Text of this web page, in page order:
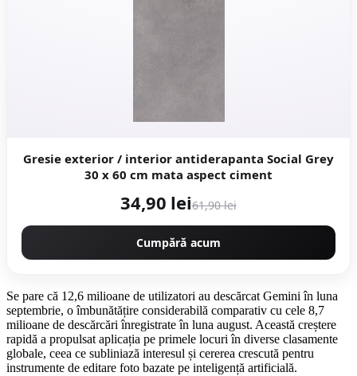
Gresie exterior / interior antiderapanta Social Grey
30 x 60 cm mata aspect ciment
34,90 lei61,90 lei
Cumpără acum
Se pare că 12,6 milioane de utilizatori au descărcat Gemini în luna
septembrie, o îmbunătățire considerabilă comparativ cu cele 8,7
milioane de descărcări înregistrate în luna august. Această creștere
rapidă a propulsat aplicația pe primele locuri în diverse clasamente
globale, ceea ce subliniază interesul și cererea crescută pentru
instrumente de editare foto bazate pe inteligență artificială.